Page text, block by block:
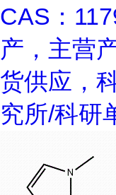
CAS：
产，主营
货供应，
究所/科研